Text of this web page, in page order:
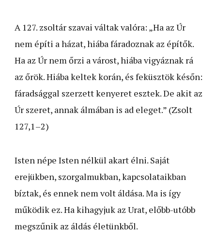
A 127. zsoltár szavai váltak valóra: „Ha az Úr
nem építi a házat, hiába fáradoznak az építők.
Ha az Úr nem őrzi a várost, hiába vigyáznak rá
az őrök. Hiába keltek korán, és feküsztök későn:
fáradsággal szerzett kenyeret esztek. De akit az
Úr szeret, annak álmában is ad eleget.” (Zsolt
127,1–2)
Isten népe Isten nélkül akart élni. Saját
erejükben, szorgalmukban, kapcsolataikban
bíztak, és ennek nem volt áldása. Ma is így
működik ez. Ha kihagyjuk az Urat, előbb-utóbb
megszűnik az áldás életünkből.